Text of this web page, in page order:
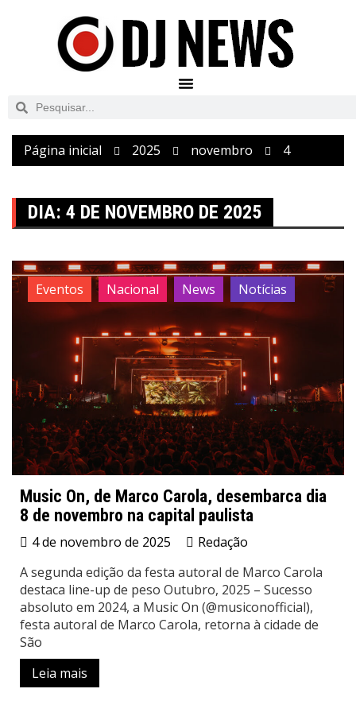
Página inicial 2025 novembro 4
DIA: 4 DE NOVEMBRO DE 2025
Eventos Nacional News Notícias
Music On, de Marco Carola, desembarca dia
8 de novembro na capital paulista
4 de novembro de 2025
Redação
A segunda edição da festa autoral de Marco Carola
destaca line-up de peso Outubro, 2025 – Sucesso
absoluto em 2024, a Music On (@musiconofficial),
festa autoral de Marco Carola, retorna à cidade de
São
Leia mais